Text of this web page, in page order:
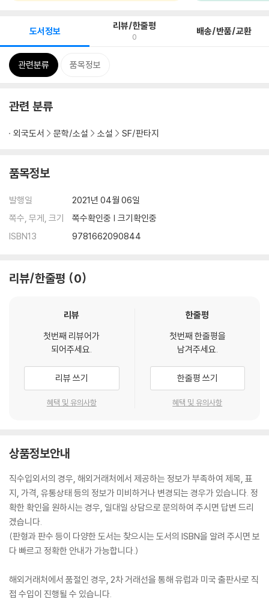
도서정보 리뷰/한줄평
0 배송/반품/교환
관련분류 품목정보
관련 분류
외국도서 문학/소설 소설 SF/판타지
품목정보
발행일
2021년 04월 06일
쪽수, 무게, 크기
쪽수확인중 | 크기확인중
ISBN13
9781662090844
리뷰/한줄평 0
리뷰
첫번째 리뷰어가
되어주세요.
리뷰 쓰기
혜택 및 유의사항
한줄평
첫번째 한줄평을
남겨주세요.
한줄평 쓰기
혜택 및 유의사항
상품정보안내
직수입외서의 경우, 해외거래처에서 제공하는 정보가 부족하여 제목, 표
지, 가격, 유통상태 등의 정보가 미비하거나 변경되는 경우가 있습니다. 정
확한 확인을 원하시는 경우, 일대일 상담으로 문의하여 주시면 답변 드리
겠습니다.
(판형과 판수 등이 다양한 도서는 찾으시는 도서의 ISBN을 알려 주시면 보
다 빠르고 정확한 안내가 가능합니다.)
해외거래처에서 품절인 경우, 2차 거래선을 통해 유럽과 미국 출판사로 직
접 수입이 진행될 수 있습니다.